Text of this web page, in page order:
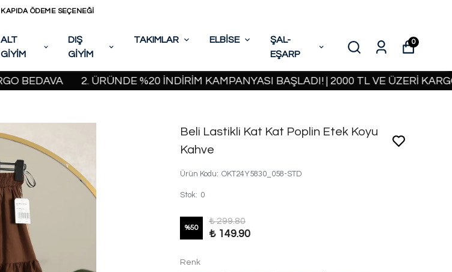
KAPIDA ÖDEME SEÇENEĞİ
ALT
GİYİM
DIŞ
GİYİM
TAKIMLAR ELBİSE
ŞAL-
EŞARP
0
2. ÜRÜNDE %20 İNDİRİM KAMPANYASI BAŞLADI! | 2000 TL VE ÜZERİ KARGO
Beli Lastikli Kat Kat Poplin Etek Koyu
Kahve
Ürün Kodu: OKT24Y5830_058-STD
Stok: 0
%50
₺ 299.80
₺ 149.90
Renk